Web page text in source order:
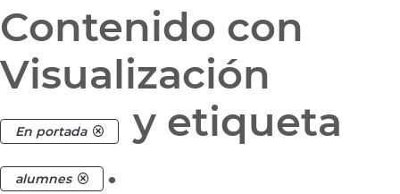
Contenido con
Visualización
En portada y etiqueta
alumnes .